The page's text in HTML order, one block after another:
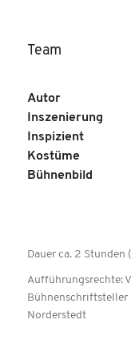
Team
Autor
Inszenierung
Inspizient
Kostüme
Bühnenbild
Dauer ca. 2 Stunden
Aufführungsrechte:
Bühnenschriftsteller
Norderstedt